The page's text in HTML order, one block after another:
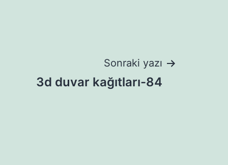
Sonraki yazı
3d duvar kağıtları-84